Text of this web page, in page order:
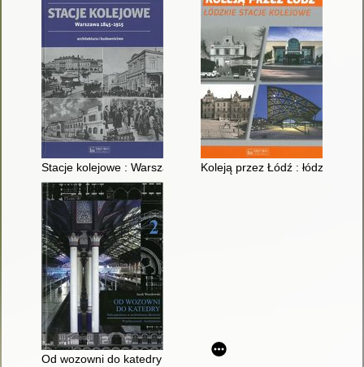
Stacje kolejowe : Warszawa 1845-1915 : architektura i
Koleją przez Łódź : łódzkie
Od wozowni do katedry : hala peronowa w architekturze